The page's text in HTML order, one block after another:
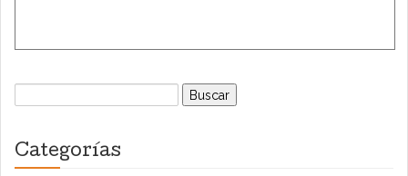
Buscar:
Categorías